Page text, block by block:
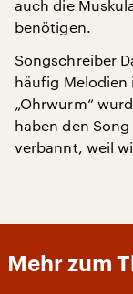
auch die
benötigen.
Songschreiber
häufig Melodien
„Ohrwurm“
haben den
verbannt, weil
Mehr zum